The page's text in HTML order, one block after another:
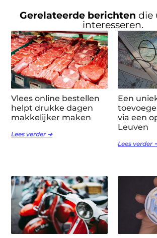
Gerelateerde berichten die
interesseren.
Vlees online bestellen
helpt drukke dagen
makkelijker maken
Lees verder ➜
Een
via een
Leuven
Lees verder